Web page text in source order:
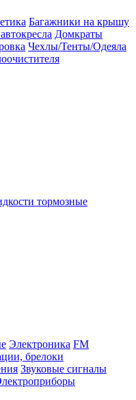
Багажники на крышу
Домкраты
Чехлы/Тенты/Одеяла
тормозные
Электроника FM
брелоки
Звуковые сигналы